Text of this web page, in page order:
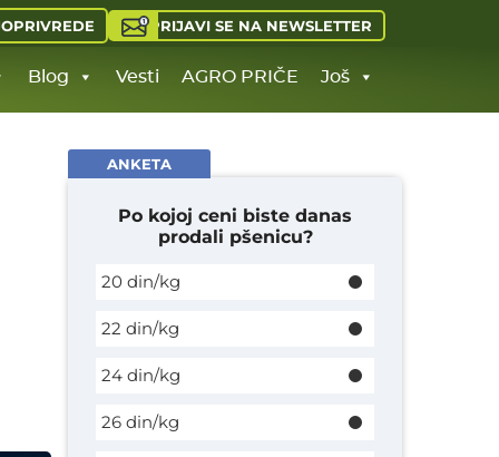
PRIJAVI SE NA NEWSLETTER
Blog Vesti AGRO PRIČE Još
ANKETA
Po kojoj ceni biste danas
prodali pšenicu?
20 din/kg
22 din/kg
24 din/kg
26 din/kg